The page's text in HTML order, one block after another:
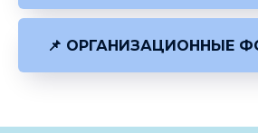
📌 ОРГАНИЗАЦИОННЫЕ